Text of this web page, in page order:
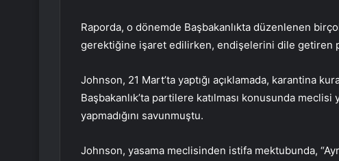
Raporda, o dönemde Başbakanlıkta düzenlenen
gerektiğine işaret edilirken, endişelerini dile getiren
Johnson, 21 Mart’ta yaptığı açıklamada, karantina
Başbakanlık’ta partilere katılması konusunda meclisi
yapmadığını savunmuştu.
Johnson, yasama meclisinden istifa mektubunda,